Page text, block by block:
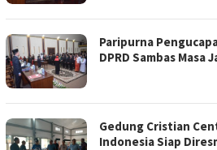
Paripurna
DPRD Sambas Masa
Gedung Cristian
Indonesia Siap